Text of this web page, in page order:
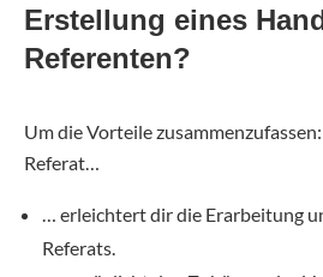
Erstellung eines
Referenten?
Um die Vorteile
Referat…
… erleichtert dir die Erarbeitung
Referats.